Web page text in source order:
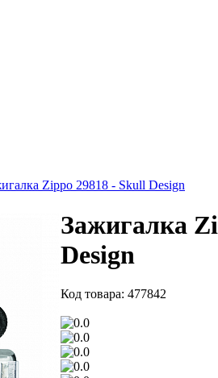
Zippo 29818 - Skull Design
Зажигалка
Design
Код товара: 477842